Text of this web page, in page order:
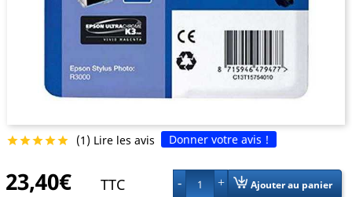
 (1) Lire les avis Donner votre avis !
23,40€ TTC 1 Ajouter au panier